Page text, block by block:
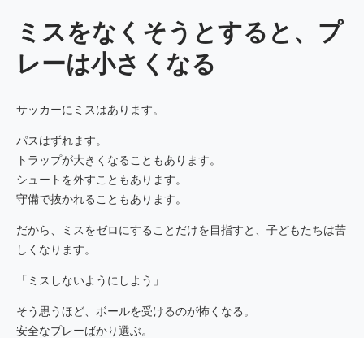
ミスをなくそうとすると、プ
レーは小さくなる
サッカーにミスはあります。
パスはずれます。
トラップが大きくなることもあります。
シュートを外すこともあります。
守備で抜かれることもあります。
だから、ミスをゼロにすることだけを目指すと、子どもたちは苦
しくなります。
「ミスしないようにしよう」
そう思うほど、ボールを受けるのが怖くなる。
安全なプレーばかり選ぶ。